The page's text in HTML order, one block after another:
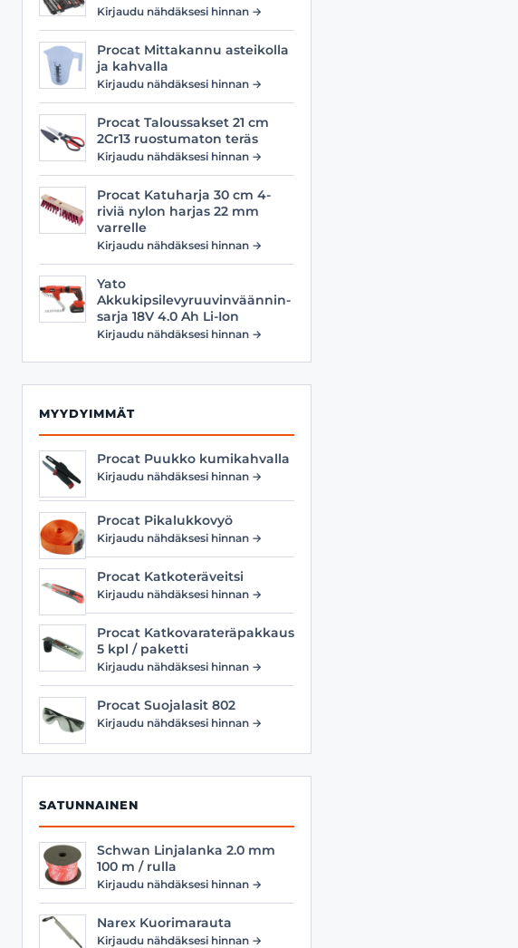
Vyöt
Kirjaudu nähdäksesi hinnan →
Procat Mittakannu asteikolla
ja kahvalla
Kirjaudu nähdäksesi hinnan →
Procat Taloussakset 21 cm
2Cr13 ruostumaton teräs
Kirjaudu nähdäksesi hinnan →
Procat Katuharja 30 cm 4-
riviä nylon harjas 22 mm
varrelle
Kirjaudu nähdäksesi hinnan →
Yato
Akkukipsilevyruuvinväännin-
sarja 18V 4.0 Ah Li-Ion
Kirjaudu nähdäksesi hinnan →
MYYDYIMMÄT
Procat Puukko kumikahvalla
Kirjaudu nähdäksesi hinnan →
Procat Pikalukkovyö
Kirjaudu nähdäksesi hinnan →
Procat Katkoteräveitsi
Kirjaudu nähdäksesi hinnan →
Procat Katkovarateräpakkaus
5 kpl / paketti
Kirjaudu nähdäksesi hinnan →
Procat Suojalasit 802
Kirjaudu nähdäksesi hinnan →
SATUNNAINEN
Schwan Linjalanka 2.0 mm
100 m / rulla
Kirjaudu nähdäksesi hinnan →
Narex Kuorimarauta
Kirjaudu nähdäksesi hinnan →